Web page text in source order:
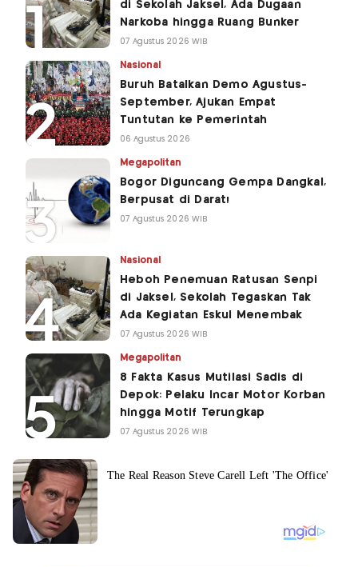
di Sekolah Jaksel, Ada Dugaan
Narkoba hingga Ruang Bunker
07 Agustus 2026 WIB
Nasional
Buruh Batalkan Demo Agustus-
September, Ajukan Empat
Tuntutan ke Pemerintah
06 Agustus 2026
Megapolitan
Bogor Diguncang Gempa Dangkal,
Berpusat di Darat!
07 Agustus 2026 WIB
Nasional
Heboh Penemuan Ratusan Senpi
di Jaksel, Sekolah Tegaskan Tak
Ada Kegiatan Eskul Menembak
07 Agustus 2026 WIB
Megapolitan
8 Fakta Kasus Mutilasi Sadis di
Depok: Pelaku Incar Motor Korban
hingga Motif Terungkap
07 Agustus 2026 WIB